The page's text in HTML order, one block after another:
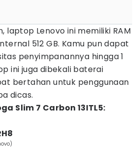
laptop Lenovo ini memiliki RAM
512 GB. Kamu pun dapat
penyimpanannya hingga 1
ini juga dibekali baterai
bertahan untuk penggunaan
dicas.
Slim 7 Carbon 13ITL5: